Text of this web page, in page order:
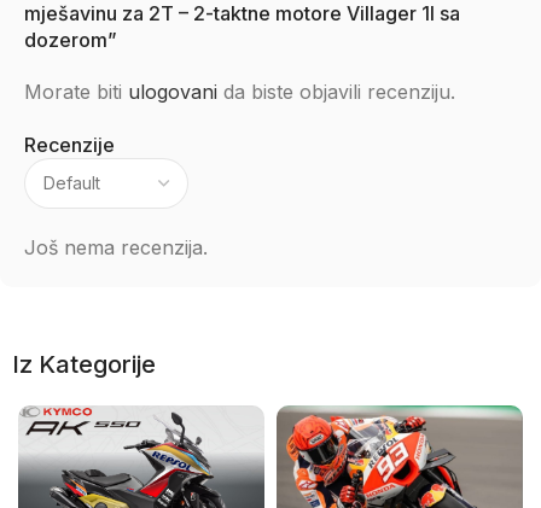
Recenzije
Još nema recenzija.
mješavinu za 2T – 2-taktne motore Villager 1l sa
dozerom”
Morate biti ulogovani da biste objavili recenziju.
Iz Kategorije